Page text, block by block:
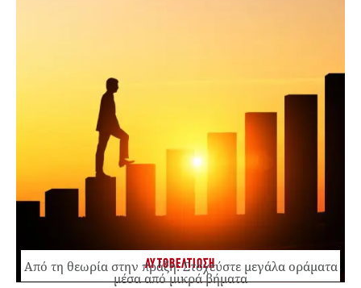
ΑΥΤΟΒΕΛΤΙΩΣΗ
Από τη θεωρία στην πράξη: Στοχεύστε μεγάλα οράματα
μέσα από μικρά βήματα